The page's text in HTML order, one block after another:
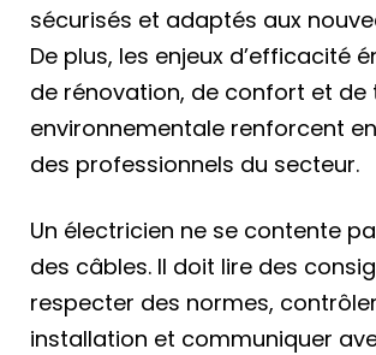
sécurisés et adaptés aux
De plus, les enjeux d’efficacité
de rénovation, de confort et de
environnementale renforcent
des professionnels du secteur.
Un électricien ne se contente
des câbles. Il doit lire des
respecter des normes,
installation et communiquer